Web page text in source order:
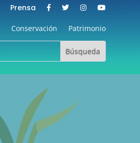
Prensa
Conservación Patrimonio